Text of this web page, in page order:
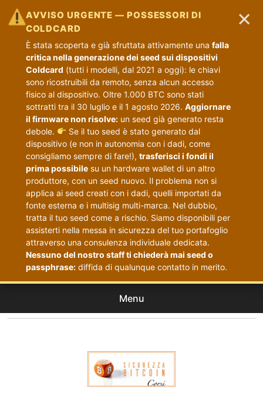
AVVISO URGENTE — POSSESSORI DI
COLDCARD
È stata scoperta e già sfruttata attivamente una falla
critica nella generazione dei seed sui dispositivi
Coldcard (tutti i modelli, dal 2021 a oggi): le chiavi
sono ricostruibili da remoto, senza alcun accesso
fisico al dispositivo. Oltre 1.000 BTC sono stati
sottratti tra il 30 luglio e il 1 agosto 2026. Aggiornare
il firmware non risolve:un seed già generato resta
debole.
Se il tuo seed è stato generato dal
dispositivo (e non in autonomia con i dadi, come
consigliamo sempre di fare!), trasferisci i fondi il
prima possibilesu un hardware wallet di un altro
produttore, con un seed nuovo. Il problema non si
applica ai seed creati con i dadi, quelli importati da
fonte esterna e i multisig multi-marca. Nel dubbio,
tratta il tuo seed come a rischio. Siamo disponibili per
assisterti nella messa in sicurezza del tuo portafoglio
attraverso una consulenza individuale dedicata.
Nessuno del nostro staff ti chiederà mai seed o
passphrase:diffida di qualunque contatto in merito.
×
Menu